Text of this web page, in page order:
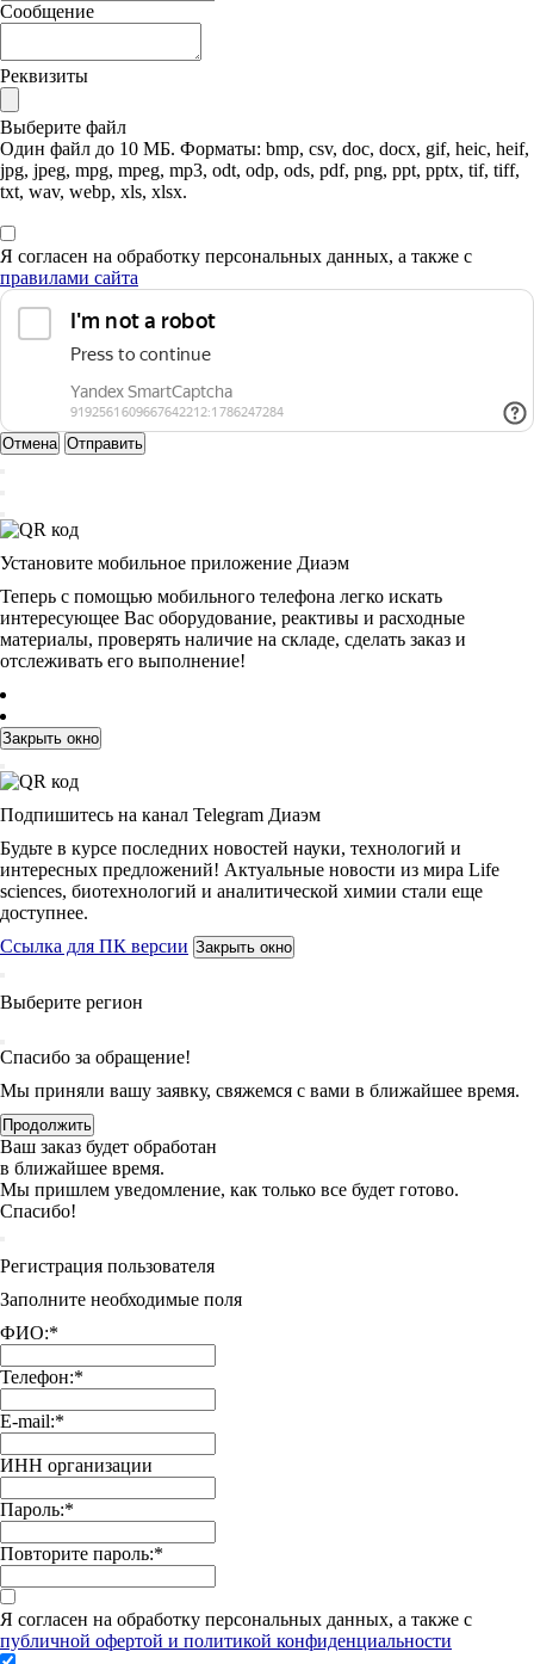
Сообщение
Реквизиты
Выберите файл
Один файл до 10 МБ. Форматы: bmp, csv, doc, docx, gif, heic, heif,
jpg, jpeg, mpg, mpeg, mp3, odt, odp, ods, pdf, png, ppt, pptx, tif, tiff,
txt, wav, webp, xls, xlsx.
Я согласен на обработку персональных данных, а также с
правилами сайта
Отмена Отправить
Установите мобильное приложение Диаэм
Теперь с помощью мобильного телефона легко искать
интересующее Вас оборудование, реактивы и расходные
материалы, проверять наличие на складе, сделать заказ и
отслеживать его выполнение!
Закрыть окно
Подпишитесь на канал Telegram Диаэм
Будьте в курсе последних новостей науки, технологий и
интересных предложений! Актуальные новости из мира Life
sciences, биотехнологий и аналитической химии стали еще
доступнее.
Ссылка для ПК версии Закрыть окно
Выберите регион
Спасибо за обращение!
Мы приняли вашу заявку, свяжемся с вами в ближайшее время.
Продолжить
Ваш заказ будет обработан
в ближайшее время.
Мы пришлем уведомление, как только все будет готово.
Спасибо!
Регистрация пользователя
Заполните необходимые поля
ФИО:*
Телефон:*
E-mail:*
ИНН организации
Пароль:*
Повторите пароль:*
Я согласен на обработку персональных данных, а также с
публичной офертой и политикой конфиденциальности